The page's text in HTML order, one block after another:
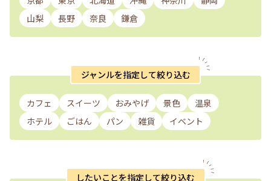
山梨
長野 奈良 鎌倉
ジャンルを指定して絞り込む
カフェ スイーツ おみやげ 景色
温泉
ホテル
ごはん パン 雑貨 イベント
したいことを指定して絞り込む